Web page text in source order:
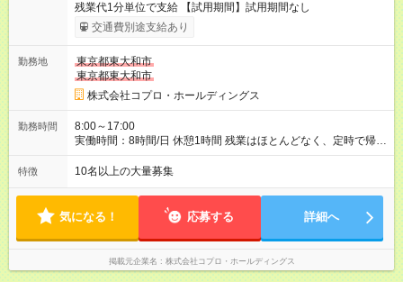
残業代1分単位で支給 【試用期間】試用期間なし
交通費別途支給あり
勤務地
東京都東大和市
東京都東大和市
株式会社コプロ・ホールディングス
勤務時間
8:00～17:00
実働時間：8時間/日 休憩1時間 残業はほとんどなく、定時で帰れ
る日が多い働き方です。 毎日の業務は進捗管理や事務が中心な
ので、 「今日やるべき仕事」が終われば、自然と区切りをつけ
方を大切にしています。
特徴 10名以上の大量募集
気になる！ 応募する 詳細へ
掲載元企業名 株式会社コプロ・ホールディングス